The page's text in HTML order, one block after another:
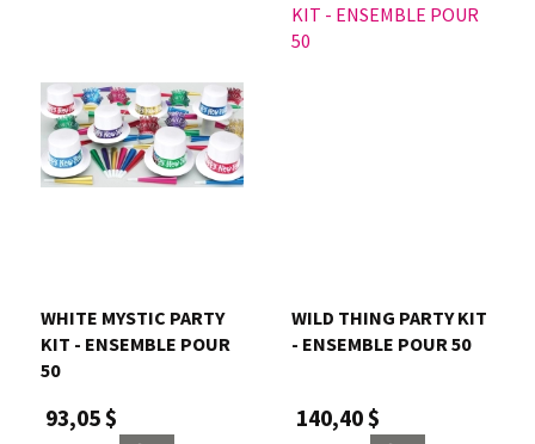
WHITE MYSTIC PARTY
KIT - ENSEMBLE POUR
50
93,05 $
WILD THING PARTY KIT
- ENSEMBLE POUR 50
140,40 $